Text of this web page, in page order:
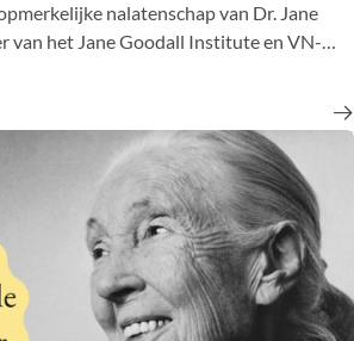
nalatenschap van Dr. Jane
van het Jane Goodall Institute en VN-
Netflix de eerste aflevering uit van
met enkele van 's werelds meest
die bereid waren om te gaan zitten
en hun laatste woorden te
dat deze pas na hun overlijden met de